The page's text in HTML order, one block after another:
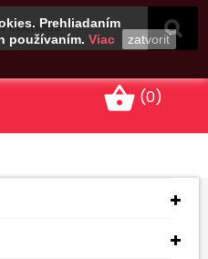
Prehliadaním
používaním. Viac
zatvoriť
shopping_basket (0)
KÁBLE